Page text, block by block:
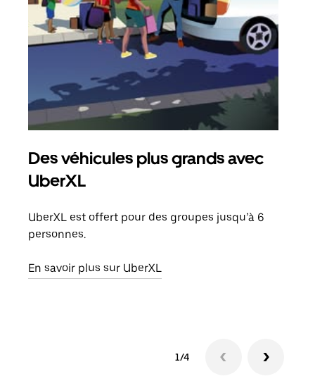
Des véhicules plus grands avec
UberXL
UberXL est offert pour des groupes jusqu’à 6
personnes.
En savoir plus sur UberXL
1/4